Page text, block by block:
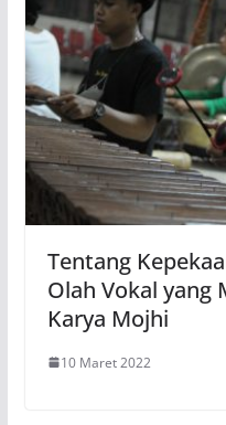
Tentang
Olah Vokal yang
Karya Mojhi
10 Maret 2022